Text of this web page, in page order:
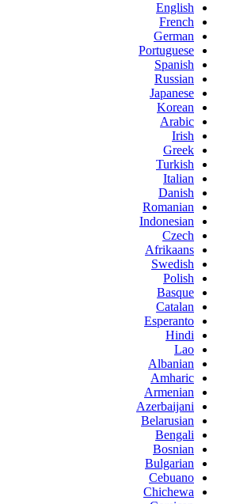
English
French
German
Portuguese
Spanish
Russian
Japanese
Korean
Arabic
Irish
Greek
Turkish
Italian
Danish
Romanian
Indonesian
Czech
Afrikaans
Swedish
Polish
Basque
Catalan
Esperanto
Hindi
Lao
Albanian
Amharic
Armenian
Azerbaijani
Belarusian
Bengali
Bosnian
Bulgarian
Cebuano
Chichewa